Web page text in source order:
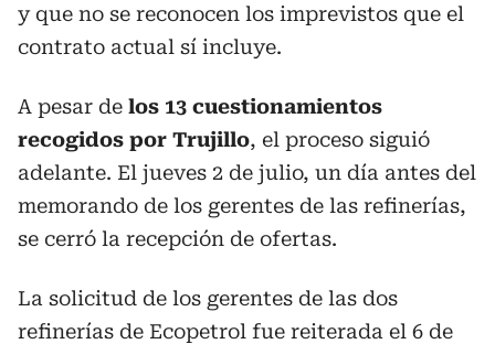
y que no se reconocen los imprevistos que el
contrato actual sí incluye.
A pesar de los 13 cuestionamientos
recogidos por Trujillo, el proceso siguió
adelante. El jueves 2 de julio, un día antes del
memorando de los gerentes de las refinerías,
se cerró la recepción de ofertas.
La solicitud de los gerentes de las dos
refinerías de Ecopetrol fue reiterada el 6 de